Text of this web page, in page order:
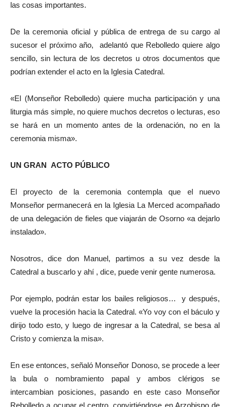
las cosas importantes.
De la ceremonia oficial y pública de entrega de su cargo al
sucesor el próximo año, adelantó que Rebolledo quiere algo
sencillo, sin lectura de los decretos u otros documentos que
podrían extender el acto en la Iglesia Catedral.
«El (Monseñor Rebolledo) quiere mucha participación y una
liturgia más simple, no quiere muchos decretos o lecturas, eso
se hará en un momento antes de la ordenación, no en la
ceremonia misma».
UN GRAN ACTO PÚBLICO
El proyecto de la ceremonia contempla que el nuevo
Monseñor permanecerá en la Iglesia La Merced acompañado
de una delegación de fieles que viajarán de Osorno «a dejarlo
instalado».
Nosotros, dice don Manuel, partimos a su vez desde la
Catedral a buscarlo y ahí , dice, puede venir gente numerosa.
Por ejemplo, podrán estar los bailes religiosos… y después,
vuelve la procesión hacia la Catedral. «Yo voy con el báculo y
dirijo todo esto, y luego de ingresar a la Catedral, se besa al
Cristo y comienza la misa».
En ese entonces, señaló Monseñor Donoso, se procede a leer
la bula o nombramiento papal y ambos clérigos se
intercambian posiciones, pasando en este caso Monseñor
Rebolledo a ocupar el centro, convirtiéndose en Arzobispo de